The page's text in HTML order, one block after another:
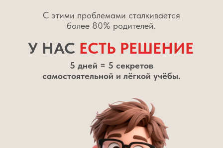
19900 рублей
ВАРИАНТЫ УЧАСТИЯ
БЕСПЛАТНОЕ УЧАСТИЕ
который придет сразу после регистрации